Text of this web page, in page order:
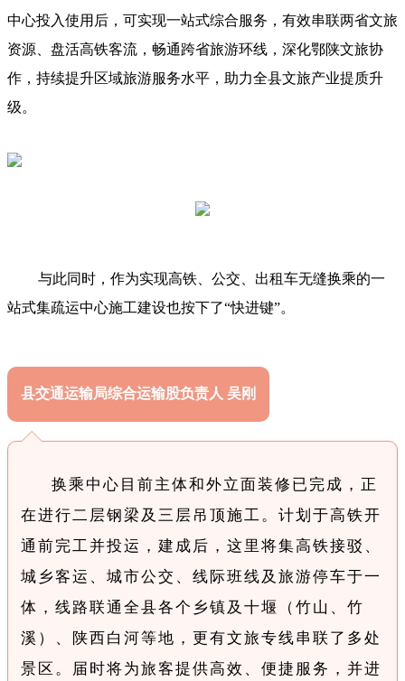
中心投入使用后，可实现一站式综合服务，有效串联两省文旅
资源、盘活高铁客流，畅通跨省旅游环线，深化鄂陕文旅协
作，持续提升区域旅游服务水平，助力全县文旅产业提质升
级。
与此同时，作为实现高铁、公交、出租车无缝换乘的一
站式集疏运中心施工建设也按下了“快进键”。
县交通运输局综合运输股负责人 吴刚
换乘中心目前主体和外立面装修已完成，正
在进行二层钢梁及三层吊顶施工。计划于高铁开
通前完工并投运，建成后，这里将集高铁接驳、
城乡客运、城市公交、线际班线及旅游停车于一
体，线路联通全县各个乡镇及十堰（竹山、竹
溪）、陕西白河等地，更有文旅专线串联了多处
景区。届时将为旅客提供高效、便捷服务，并进